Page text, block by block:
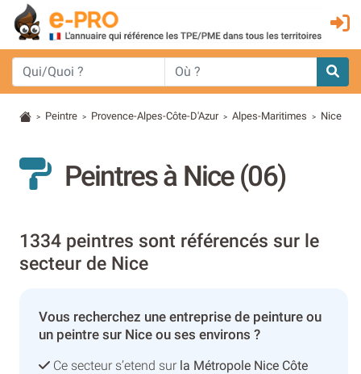
> Peintre > Provence-Alpes-Côte-D'Azur > Alpes-Maritimes > Nice
Peintres à Nice (06)
1334 peintres sont référencés sur le
secteur de Nice
Vous recherchez une entreprise de peinture ou
un peintre sur Nice ou ses environs ?
Ce secteur s’etend sur la Métropole Nice Côte